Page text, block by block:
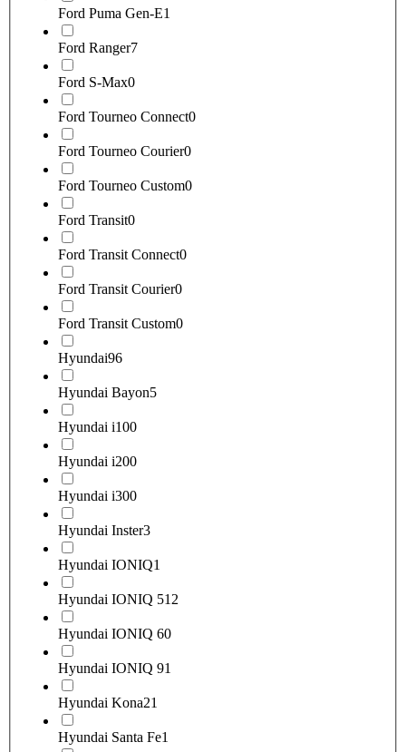
Ford Puma Gen-E1
Ford Ranger7
Ford S-Max0
Ford Tourneo Connect0
Ford Tourneo Courier0
Ford Tourneo Custom0
Ford Transit0
Ford Transit Connect0
Ford Transit Courier0
Ford Transit Custom0
Hyundai96
Hyundai Bayon5
Hyundai i100
Hyundai i200
Hyundai i300
Hyundai Inster3
Hyundai IONIQ1
Hyundai IONIQ 512
Hyundai IONIQ 60
Hyundai IONIQ 91
Hyundai Kona21
Hyundai Santa Fe1